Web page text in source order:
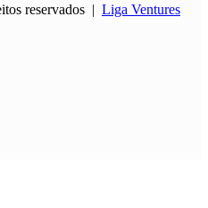
reservados | Liga Ventures